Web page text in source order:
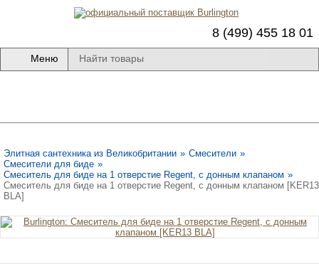
8 (499) 455 18 01
Меню
Элитная сантехника из Великобритании » Смесители »
Смесители для биде »
Смеситель для биде на 1 отверстие Regent, с донным клапаном »
Смеситель для биде на 1 отверстие Regent, с донным клапаном [KER13
BLA]